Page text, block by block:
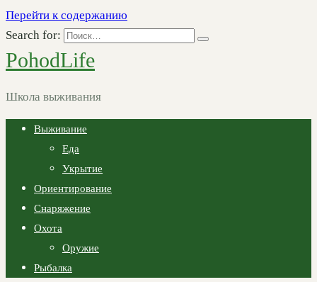
Перейти к содержанию
Search for:
PohodLife
Школа выживания
Выживание
Еда
Укрытие
Ориентирование
Снаряжение
Охота
Оружие
Рыбалка